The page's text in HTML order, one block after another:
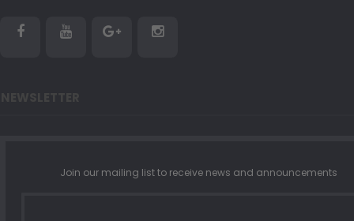
Join our mailing list to receive news and announcements